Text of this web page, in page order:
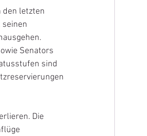
den letzten
Senators
sind
Die